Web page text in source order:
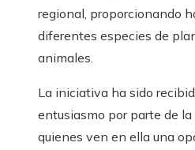
regional, proporcionando
diferentes especies de
animales.
La iniciativa ha sido
entusiasmo por parte de la
quienes ven en ella una